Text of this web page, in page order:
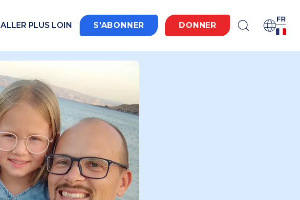
ALLER PLUS LOIN S'ABONNER DONNER
FR